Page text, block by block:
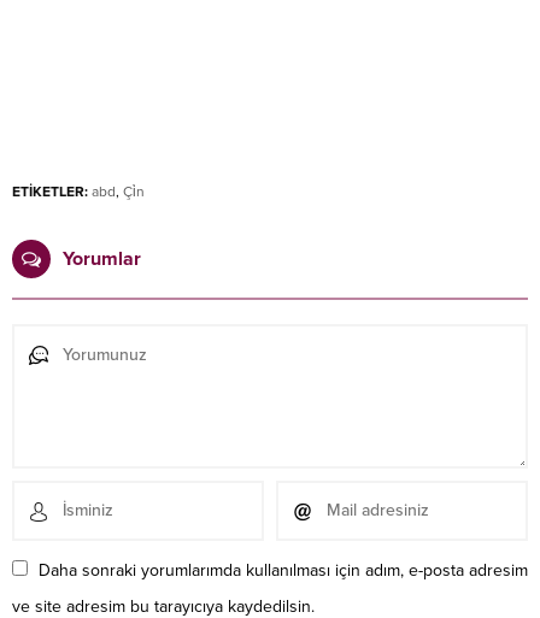
ETİKETLER: abd, Çi̇n
Yorumlar
Daha sonraki yorumlarımda kullanılması için adım, e-posta adresim
ve site adresim bu tarayıcıya kaydedilsin.